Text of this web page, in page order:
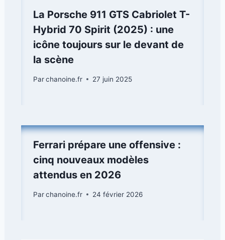
La Porsche 911 GTS Cabriolet T-
Hybrid 70 Spirit (2025) : une
icône toujours sur le devant de
la scène
Parchanoine.fr 27 juin 2025
Ferrari prépare une offensive :
cinq nouveaux modèles
attendus en 2026
Parchanoine.fr 24 février 2026